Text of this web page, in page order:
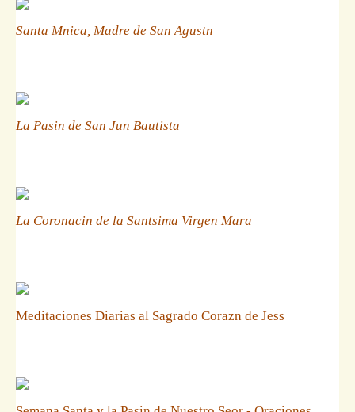
Santa Mnica, Madre de San Agustn
La Pasin de San Jun Bautista
La Coronacin de la Santsima Virgen Mara
Meditaciones Diarias al Sagrado Corazn de Jess